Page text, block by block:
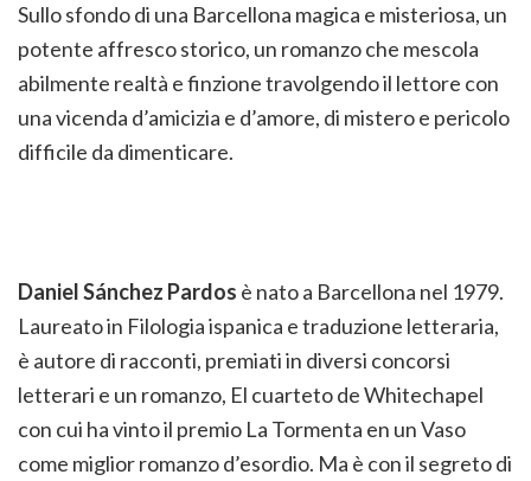
Sullo sfondo di una Barcellona magica e misteriosa, un
potente affresco storico, un romanzo che mescola
abilmente realtà e finzione travolgendo il lettore con
una vicenda d’amicizia e d’amore, di mistero e pericolo
difficile da dimenticare.
Daniel Sánchez Pardos è nato a Barcellona nel 1979.
Laureato in Filologia ispanica e traduzione letteraria,
è autore di racconti, premiati in diversi concorsi
letterari e un romanzo, El cuarteto de Whitechapel
con cui ha vinto il premio La Tormenta en un Vaso
come miglior romanzo d’esordio. Ma è con il segreto di